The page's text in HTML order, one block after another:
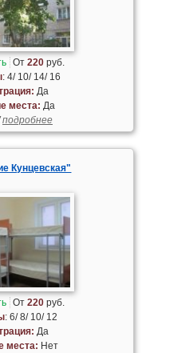
От220 руб.
: 4/ 10/ 14/ 16
Да
места: Да
подробнее
Кунцевская"
От220 руб.
: 6/ 8/ 10/ 12
Да
места: Нет